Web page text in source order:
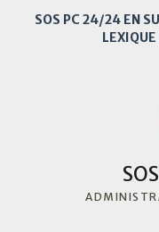
SOS PC 24/24 EN